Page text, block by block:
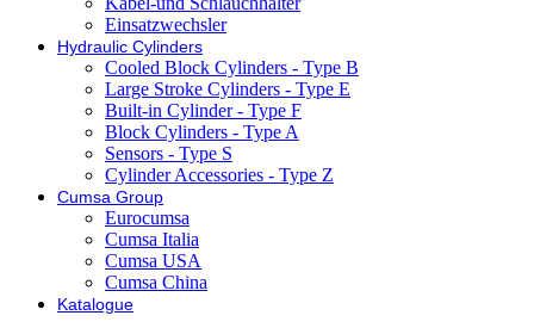
Einsatzwechsler
Hydraulic Cylinders
Cooled Block Cylinders - Type B
Large Stroke Cylinders - Type E
Built-in Cylinder - Type F
Block Cylinders - Type A
Sensors - Type S
Cylinder Accessories - Type Z
Cumsa Group
Eurocumsa
Cumsa Italia
Cumsa USA
Cumsa China
Katalogue